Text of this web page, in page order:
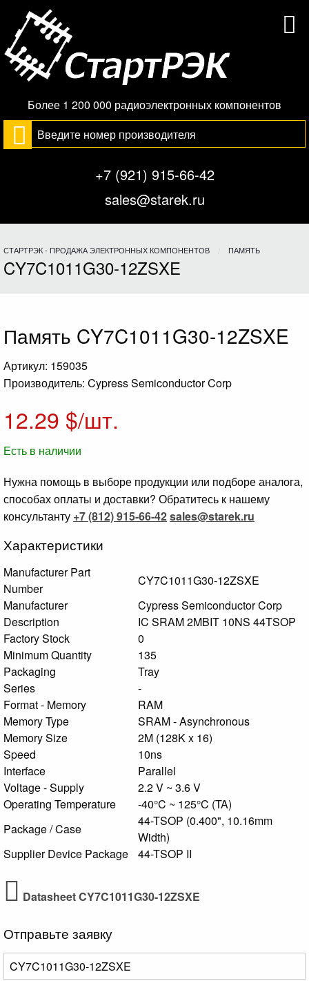
Более 1 200 000 радиоэлектронных компонентов
+7 (921) 915-66-42
sales@starek.ru
СТАРТРЭК - ПРОДАЖА ЭЛЕКТРОННЫХ КОМПОНЕНТОВ ПАМЯТЬ
CY7C1011G30-12ZSXE
Память CY7C1011G30-12ZSXE
Артикул: 159035
Производитель: Cypress Semiconductor Corp
12.29 $/шт.
Есть в наличии
Нужна помощь в выборе продукции или подборе аналога,
способах оплаты и доставки? Обратитесь к нашему
консультанту +7 (812) 915-66-42sales@starek.ru
Характеристики
Manufacturer Part
Number
CY7C1011G30-12ZSXE
Manufacturer
Cypress Semiconductor Corp
Description
IC SRAM 2MBIT 10NS 44TSOP
Factory Stock
0
Minimum Quantity
135
Packaging
Tray
Series
-
Format - Memory
RAM
Memory Type
SRAM - Asynchronous
Memory Size
2M (128K x 16)
Speed
10ns
Interface
Parallel
Voltage - Supply
2.2 V ~ 3.6 V
Operating Temperature
-40°C ~ 125°C (TA)
Package / Case
44-TSOP (0.400", 10.16mm
Width)
Supplier Device Package
44-TSOP II
Datasheet CY7C1011G30-12ZSXE
Отправьте заявку